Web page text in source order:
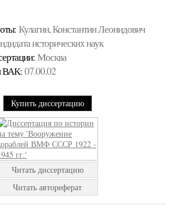
Кулагин, Константин Леонидович
исторических наук
Москва
ВАК: 07.00.02
Купить диссертацию
Читать диссертацию
Читать автореферат